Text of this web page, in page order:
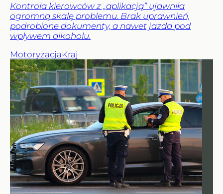
Kontrola kierowców z „aplikacją” ujawniła
ogromną skalę problemu. Brak uprawnień,
podrobione dokumenty, a nawet jazda pod
wpływem alkoholu.
MotoryzacjaKraj